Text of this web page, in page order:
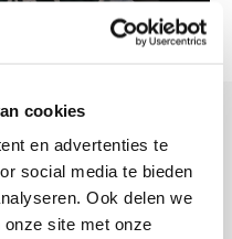
cookies
en advertenties te
social media te bieden
Ook delen we
site met onze